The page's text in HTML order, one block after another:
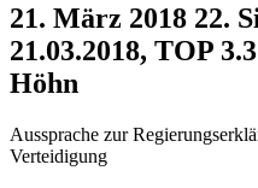
21. März 2018 22.
21.03.2018, TOP
Höhn
Aussprache zur
Verteidigung